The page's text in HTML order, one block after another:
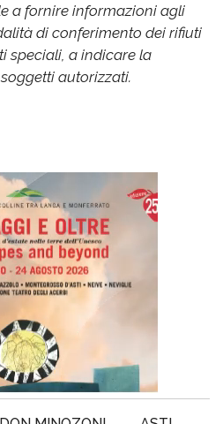
a fornire informazioni agli
di conferimento dei rifiuti
speciali, a indicare la
autorizzati.